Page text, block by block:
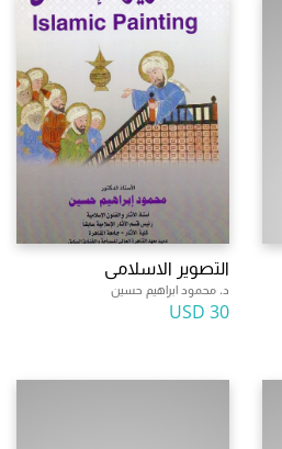
التصوير الاسلامى
د. محمود ابراهيم حسين
30 USD